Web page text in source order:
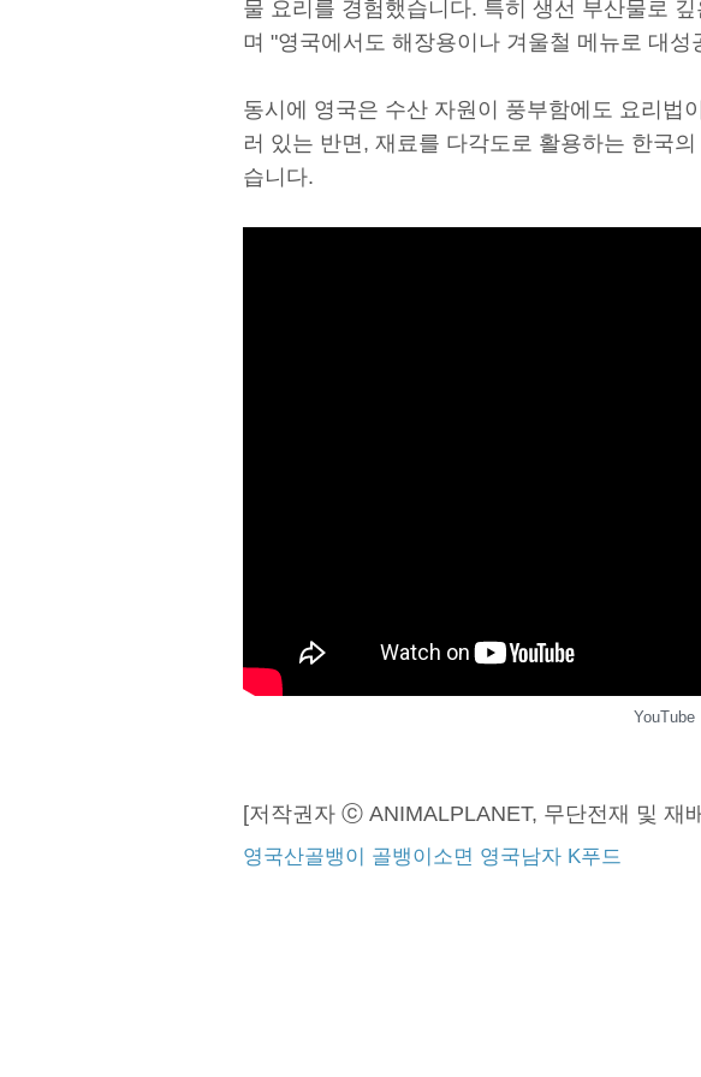
물 요리를 경험했습니다. 특히 생선 부산물로
며 "영국에서도 해장용이나 겨울철 메뉴로 대
동시에 영국은 수산 자원이 풍부함에도 요리법
러 있는 반면, 재료를 다각도로 활용하는 한국
습니다.
YouTube
[저작권자 ⓒ ANIMALPLANET, 무단전재 및 재
영국산골뱅이 골뱅이소면 영국남자 K푸드